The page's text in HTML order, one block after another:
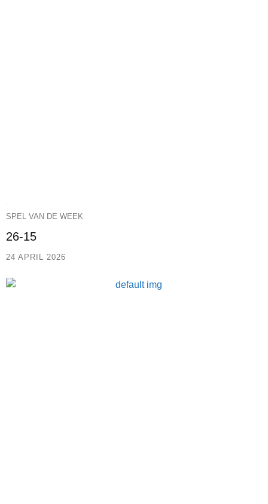
SPEL VAN DE WEEK
26-15
24 APRIL 2026